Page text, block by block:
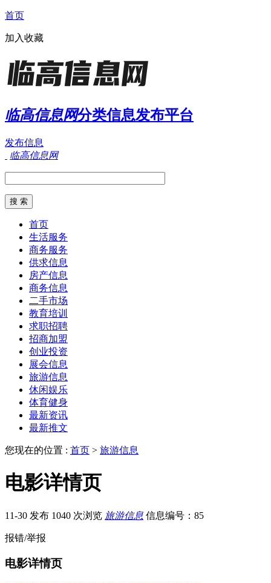
首页
加入收藏
临高信息网分类信息发布平台
发布信息
临高信息网
首页
生活服务
商务服务
供求信息
房产信息
商务信息
二手市场
教育培训
求职招聘
招商加盟
创业投资
展会信息
旅游信息
休闲娱乐
体育健身
最新资讯
最新推文
您现在的位置 : 首页 > 旅游信息
电影详情页
11-30 发布 1040 次浏览 旅游信息 信息编号：85
报错/举报
电影详情页